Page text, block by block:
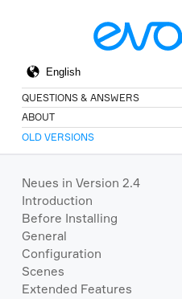
QUESTIONS & ANSWERS
ABOUT
OLD VERSIONS
Neues in Version 2.4
Introduction
Before Installing
General
Configuration
Scenes
Extended Features